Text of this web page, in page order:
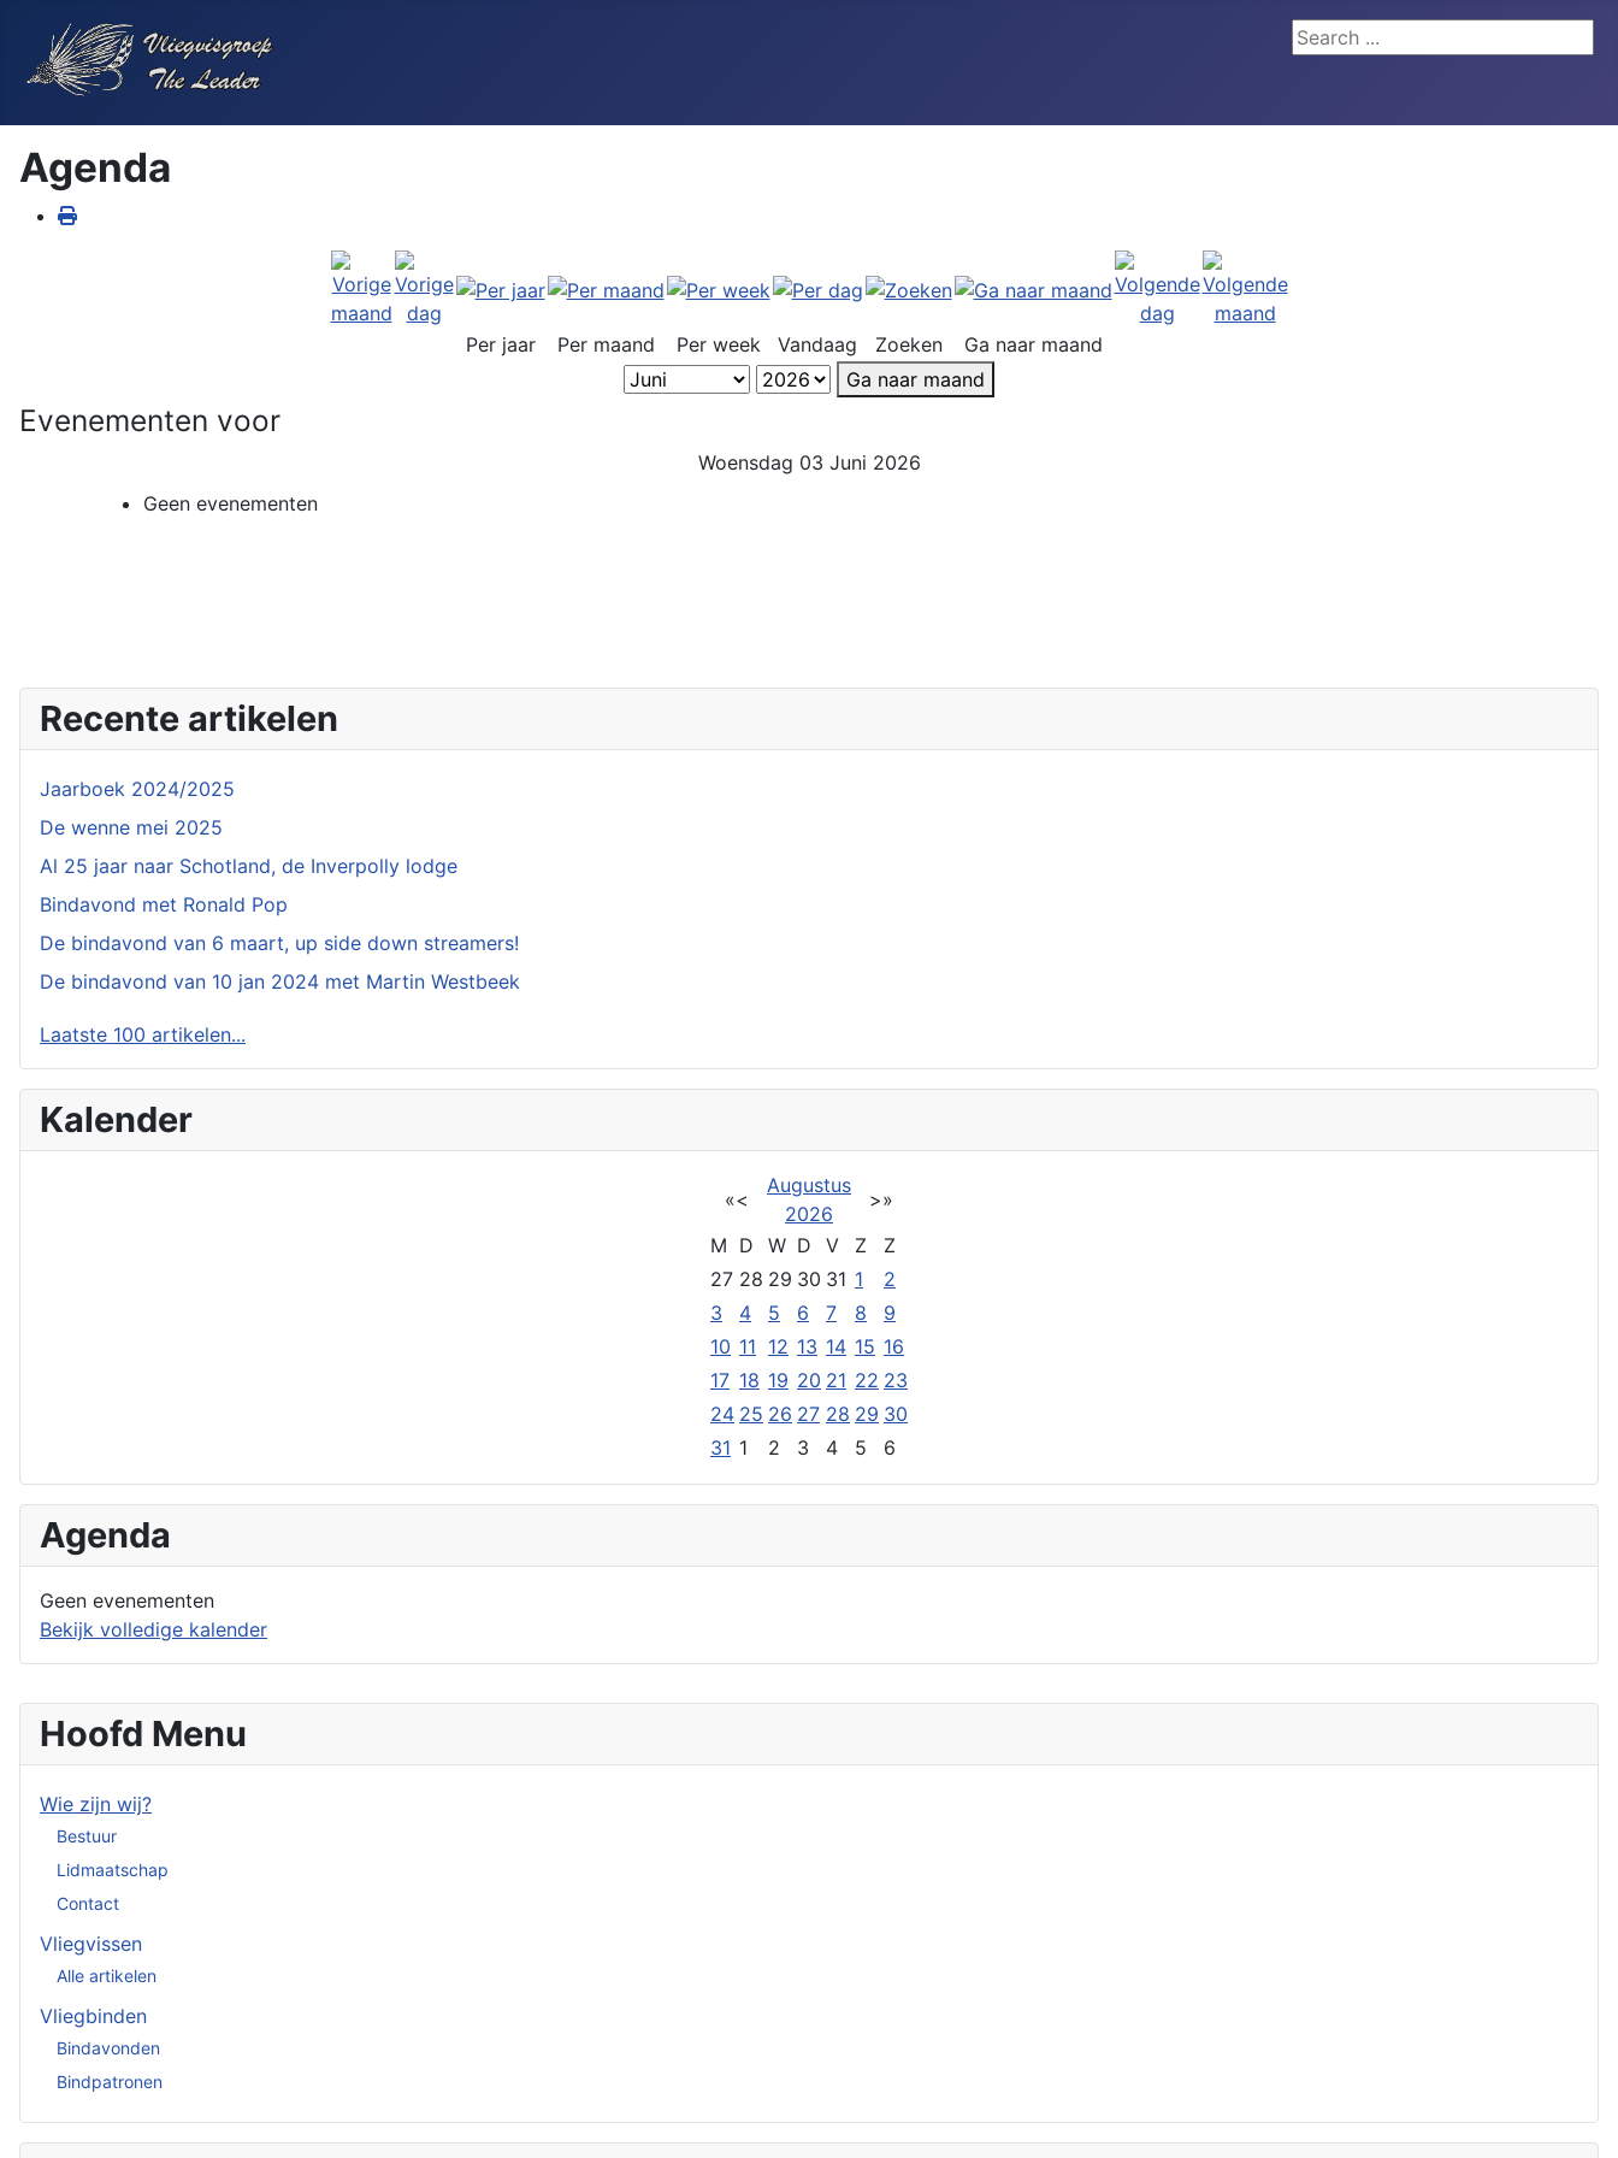
Search ...
Hoofd Menu
Wie zijn wij?
Bestuur
Lidmaatschap
Contact
Vliegvissen
Alle artikelen
Vliegbinden
Bindavonden
Bindpatronen
Agenda
Per jaar Per maand Per week Vandaag Zoeken
Ga naar maand
Ga naar maand
Evenementen voor
Woensdag 03 Juni 2026
Geen evenementen
Recente artikelen
Jaarboek 2024/2025
De wenne mei 2025
Al 25 jaar naar Schotland, de Inverpolly lodge
Bindavond met Ronald Pop
De bindavond van 6 maart, up side down streamers!
De bindavond van 10 jan 2024 met Martin Westbeek
Laatste 100 artikelen...
Kalender
«<
Augustus
2026
>»
M D W D V Z
Z
27 28 29 30 31 1
2
3
4 5 6 7 8
9
10 11 12 13 14 15 16
17 18 19 20 21 22 23
24 25 26 27 28 29 30
31 1 2 3 4 5 6
Agenda
Geen evenementen
Bekijk volledige kalender